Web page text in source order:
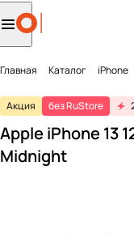
Главная Каталог iPhone
Акция без RuStore
Apple iPhone 13
Midnight